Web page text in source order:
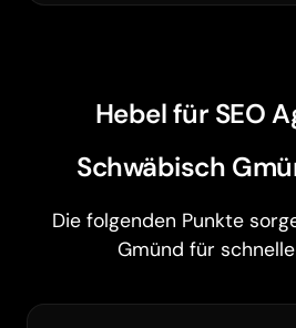
Hebel für SEO
Schwäbisch
Die folgenden Punkte
Gmünd für